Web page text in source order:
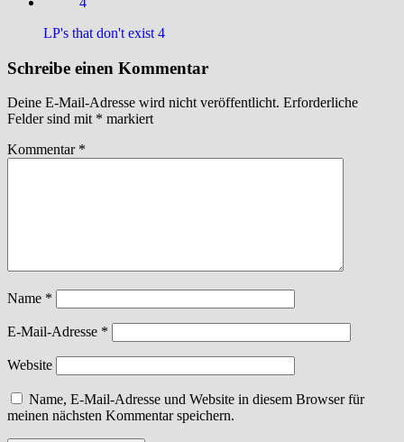
LP's that don't exist 4
Schreibe einen Kommentar
Deine E-Mail-Adresse wird nicht veröffentlicht. Erforderliche
Felder sind mit * markiert
Kommentar *
Name *
E-Mail-Adresse *
Website
Name, E-Mail-Adresse und Website in diesem Browser für
meinen nächsten Kommentar speichern.